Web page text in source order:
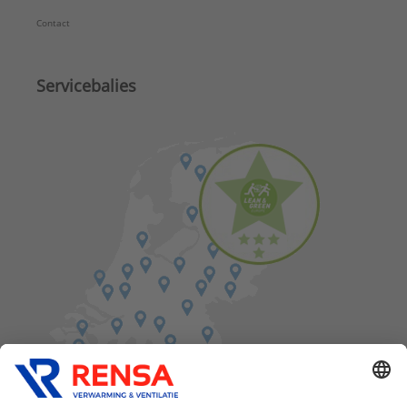
Contact
Servicebalies